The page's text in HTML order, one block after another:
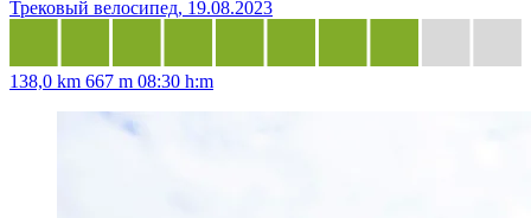
Трековый велосипед, 19.08.2023
138,0 km 667 m 08:30 h:m